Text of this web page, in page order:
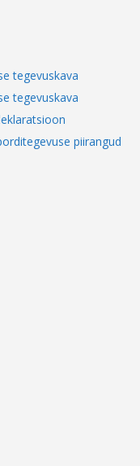
tegevuskava
tegevuskava
piirangud